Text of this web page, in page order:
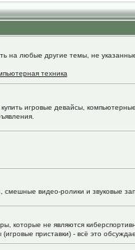
на любые другие темы, не
техника
игровые девайсы,
видео-ролики и звуковые
которые не являются
приставки) - всё это